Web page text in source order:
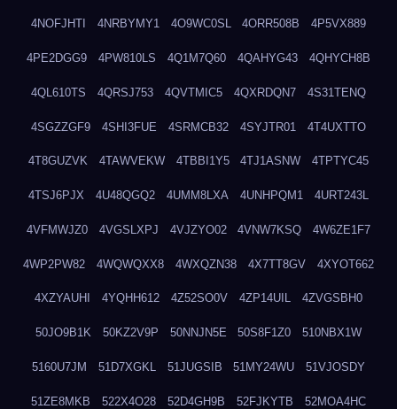
4NOFJHTI 4NRBYMY1 4O9WC0SL 4ORR508B 4P5VX889
4PE2DGG9 4PW810LS 4Q1M7Q60 4QAHYG43 4QHYCH8B
4QL610TS 4QRSJ753 4QVTMIC5 4QXRDQN7 4S31TENQ
4SGZZGF9 4SHI3FUE 4SRMCB32 4SYJTR01 4T4UXTTO
4T8GUZVK 4TAWVEKW 4TBBI1Y5 4TJ1ASNW 4TPTYC45
4TSJ6PJX 4U48QGQ2 4UMM8LXA 4UNHPQM1 4URT243L
4VFMWJZ0 4VGSLXPJ 4VJZYO02 4VNW7KSQ 4W6ZE1F7
4WP2PW82 4WQWQXX8 4WXQZN38 4X7TT8GV 4XYOT662
4XZYAUHI 4YQHH612 4Z52SO0V 4ZP14UIL 4ZVGSBH0
50JO9B1K 50KZ2V9P 50NNJN5E 50S8F1Z0 510NBX1W
5160U7JM 51D7XGKL 51JUGSIB 51MY24WU 51VJOSDY
51ZE8MKB 522X4O28 52D4GH9B 52FJKYTB 52MOA4HC